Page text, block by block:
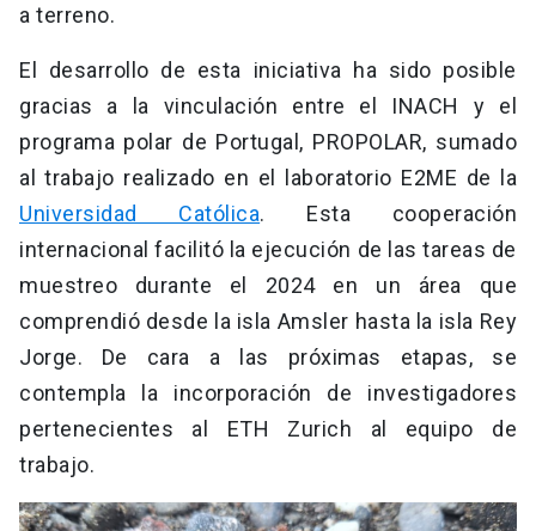
a terreno.
El desarrollo de esta iniciativa ha sido posible
gracias a la vinculación entre el INACH y el
programa polar de Portugal, PROPOLAR, sumado
al trabajo realizado en el laboratorio E2ME de la
Universidad Católica. Esta cooperación
internacional facilitó la ejecución de las tareas de
muestreo durante el 2024 en un área que
comprendió desde la isla Amsler hasta la isla Rey
Jorge. De cara a las próximas etapas, se
contempla la incorporación de investigadores
pertenecientes al ETH Zurich al equipo de
trabajo.